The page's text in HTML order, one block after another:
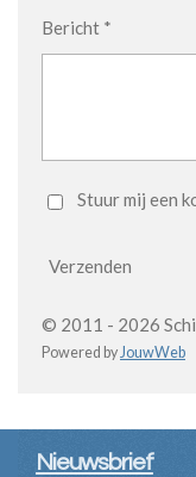
Bericht *
Stuur mij een
Verzenden
© 2011 - 2026
Powered byJouwWeb
Nieuwsbrief